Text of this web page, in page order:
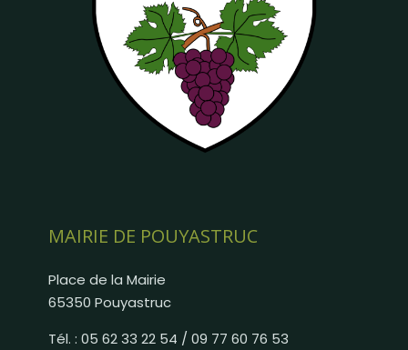
MAIRIE DE POUYASTRUC
Place de la Mairie
65350 Pouyastruc
Tél. : 05 62 33 22 54 / 09 77 60 76 53